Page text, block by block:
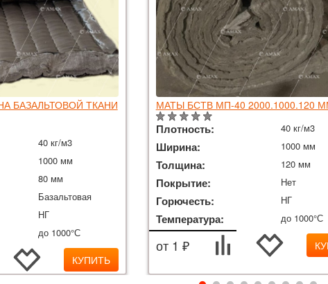
БАЗАЛЬТОВОЙ ТКАНИ
40 кг/м3
1000 мм
80 мм
Базальтовая
НГ
до 1000°С
КУПИТЬ
МАТЫ БСТВ МП-40 2000.1000.120
Плотность: 40 кг/м3
Ширина: 1000 мм
Толщина: 120 мм
Покрытие: Нет
Горючесть: НГ
Температура: до 1000°С
от 1 ₽